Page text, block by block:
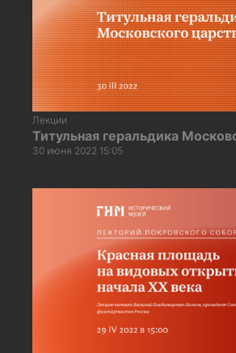
Лекции
Титульная геральдика
30 июня 2022 15:05